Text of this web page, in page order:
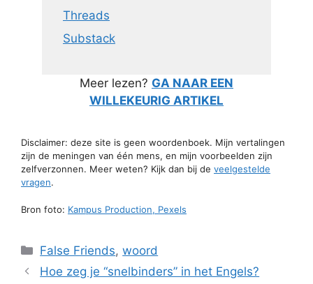
Threads
Substack
Meer lezen? GA NAAR EEN
WILLEKEURIG ARTIKEL
Disclaimer: deze site is geen woordenboek. Mijn vertalingen
zijn de meningen van één mens, en mijn voorbeelden zijn
zelfverzonnen. Meer weten? Kijk dan bij de veelgestelde
vragen.
Bron foto: Kampus Production, Pexels
Categorieën
False Friends,woord
Hoe zeg je “snelbinders” in het Engels?